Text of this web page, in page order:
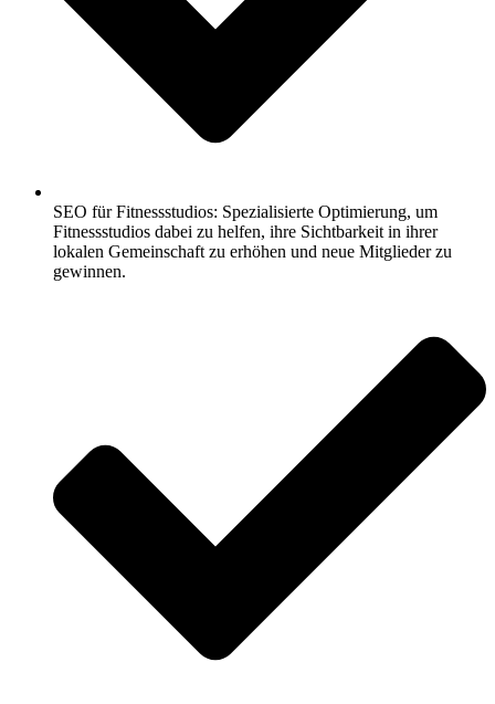
SEO für Fitnessstudios: Spezialisierte Optimierung, um
Fitnessstudios dabei zu helfen, ihre Sichtbarkeit in ihrer
lokalen Gemeinschaft zu erhöhen und neue Mitglieder zu
gewinnen.